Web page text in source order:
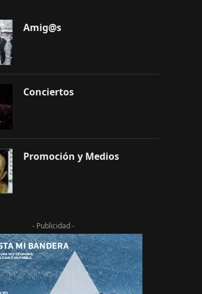
Amig@s
Conciertos
Promoción y Medios
- Publicidad -